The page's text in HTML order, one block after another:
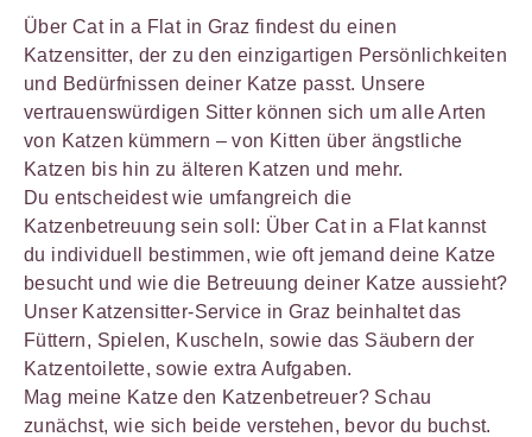
Über Cat in a Flat in Graz findest du einen
Katzensitter, der zu den einzigartigen Persönlichkeiten
und Bedürfnissen deiner Katze passt. Unsere
vertrauenswürdigen Sitter können sich um alle Arten
von Katzen kümmern – von Kitten über ängstliche
Katzen bis hin zu älteren Katzen und mehr.
Du entscheidest wie umfangreich die
Katzenbetreuung sein soll: Über Cat in a Flat kannst
du individuell bestimmen, wie oft jemand deine Katze
besucht und wie die Betreuung deiner Katze aussieht?
Unser Katzensitter-Service in Graz beinhaltet das
Füttern, Spielen, Kuscheln, sowie das Säubern der
Katzentoilette, sowie extra Aufgaben.
Mag meine Katze den Katzenbetreuer? Schau
zunächst, wie sich beide verstehen, bevor du buchst.